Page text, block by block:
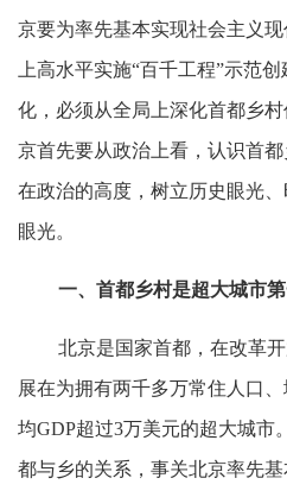
京要为率先基本实现社会主义
上高水平实施“百千工程”示范
化，必须从全局上深化首都乡
京首先要从政治上看，认识首
在政治的高度，树立历史眼光
眼光。
一、首都乡村是超大城市
北京是国家首都，在改革
展在为拥有两千多万常住人口
均GDP超过3万美元的超大城市
都与乡的关系，事关北京率先